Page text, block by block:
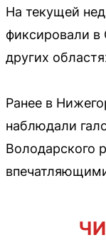
На текущей
фиксировали
других
Ранее в
наблюдали
Володарского